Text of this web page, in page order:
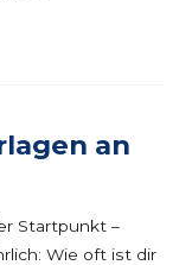
an
Startpunkt –
Wie oft ist dir